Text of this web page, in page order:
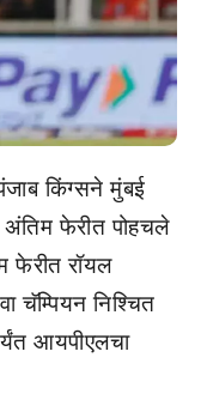
किंग्सने मुंबई
फेरीत पोहचले
फेरीत रॉयल
चॅम्पियन निश्चित
आयपीएलचा